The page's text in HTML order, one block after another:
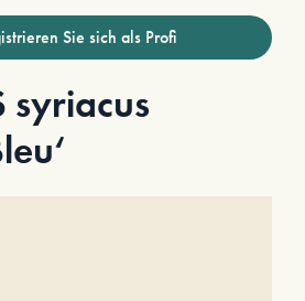
Sie sich als Profi
syriacus